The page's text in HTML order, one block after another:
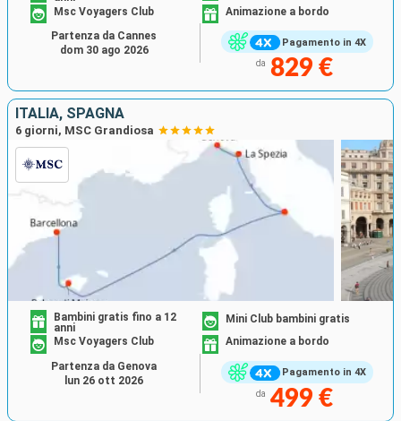
Pagamento in 4X
Msc Voyagers Club
Animazione a bordo
da 829 €
Partenza da Cannes
dom 30 ago 2026
ITALIA, SPAGNA
6 giorni, MSC Grandiosa
Pagamento in 4X
Bambini gratis fino a 12
anni
Mini Club bambini gratis
Msc Voyagers Club
Animazione a bordo
da 499 €
Partenza da Genova
lun 26 ott 2026